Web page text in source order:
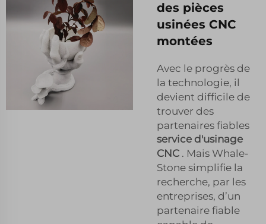
des pièces
usinées CNC
montées
Avec le progrès de
la technologie, il
devient difficile de
trouver des
partenaires fiables
service d'usinage
CNC . Mais Whale-
Stone simplifie la
recherche, par les
entreprises, d’un
partenaire fiable